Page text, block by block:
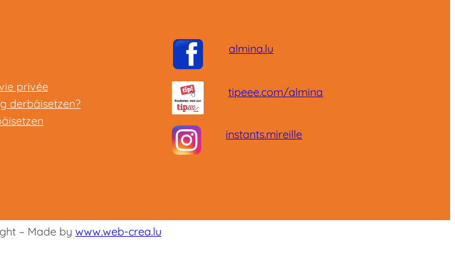
privée
derbäisetzen?
almina.lu
tipeee.com/almina
instants.mireille
– Made by www.web-crea.lu